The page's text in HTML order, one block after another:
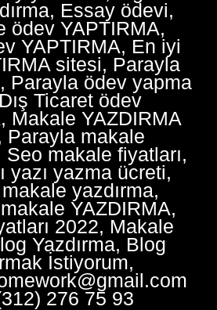
Essay ödevi,
ödev YAPTIRMA,
YAPTIRMA, En iyi
sitesi, Parayla
Parayla ödev yapma
Ticaret ödev
Makale YAZDIRMA
Parayla makale
makale fiyatları,
yazı yazma ücreti,
yazdırma,
YAZDIRMA,
2022, Makale
Yazdırma, Blog
İstiyorum,
276 75 93